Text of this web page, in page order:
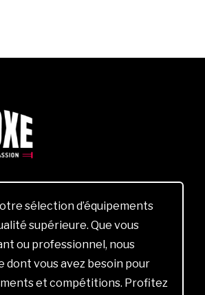
sélection d’équipements
supérieure. Que vous
ou professionnel, nous
dont vous avez besoin pour
et compétitions. Profitez